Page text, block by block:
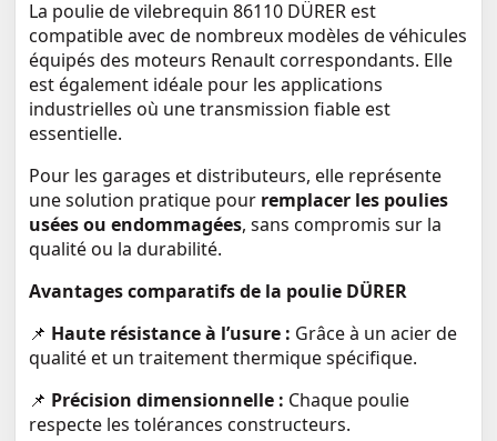
La poulie de vilebrequin 86110 DÜRER est
compatible avec de nombreux modèles de véhicules
équipés des moteurs Renault correspondants. Elle
est également idéale pour les applications
industrielles où une transmission fiable est
essentielle.
Pour les garages et distributeurs, elle représente
une solution pratique pour remplacer les poulies
usées ou endommagées, sans compromis sur la
qualité ou la durabilité.
Avantages comparatifs de la poulie DÜRER
📌 Haute résistance à l’usure : Grâce à un acier de
qualité et un traitement thermique spécifique.
📌 Précision dimensionnelle : Chaque poulie
respecte les tolérances constructeurs.